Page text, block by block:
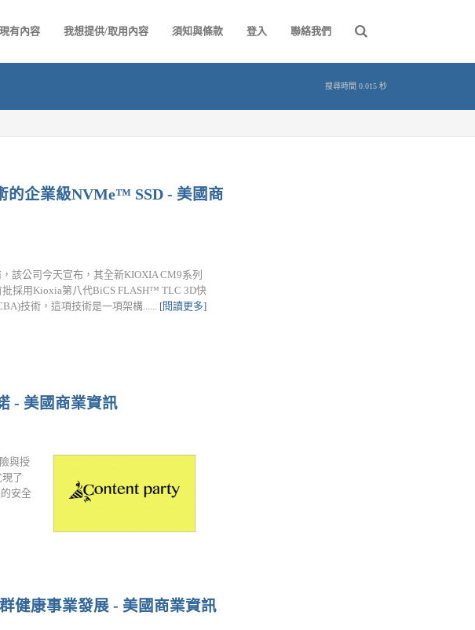
現有內容 我想提供/取用內容 須知與條款 登入 聯絡我們
搜尋時間 0.015 秒
企業級NVMe™ SSD - 美國商
該公司今天宣布，其全新KIOXIA CM9系列
採用Kioxia第八代BiCS FLASH™ TLC 3D快
技術，這項技術是一項架構...... [閱讀更多]
- 美國商業資訊
與授
了
安全
健康事業發展 - 美國商業資訊